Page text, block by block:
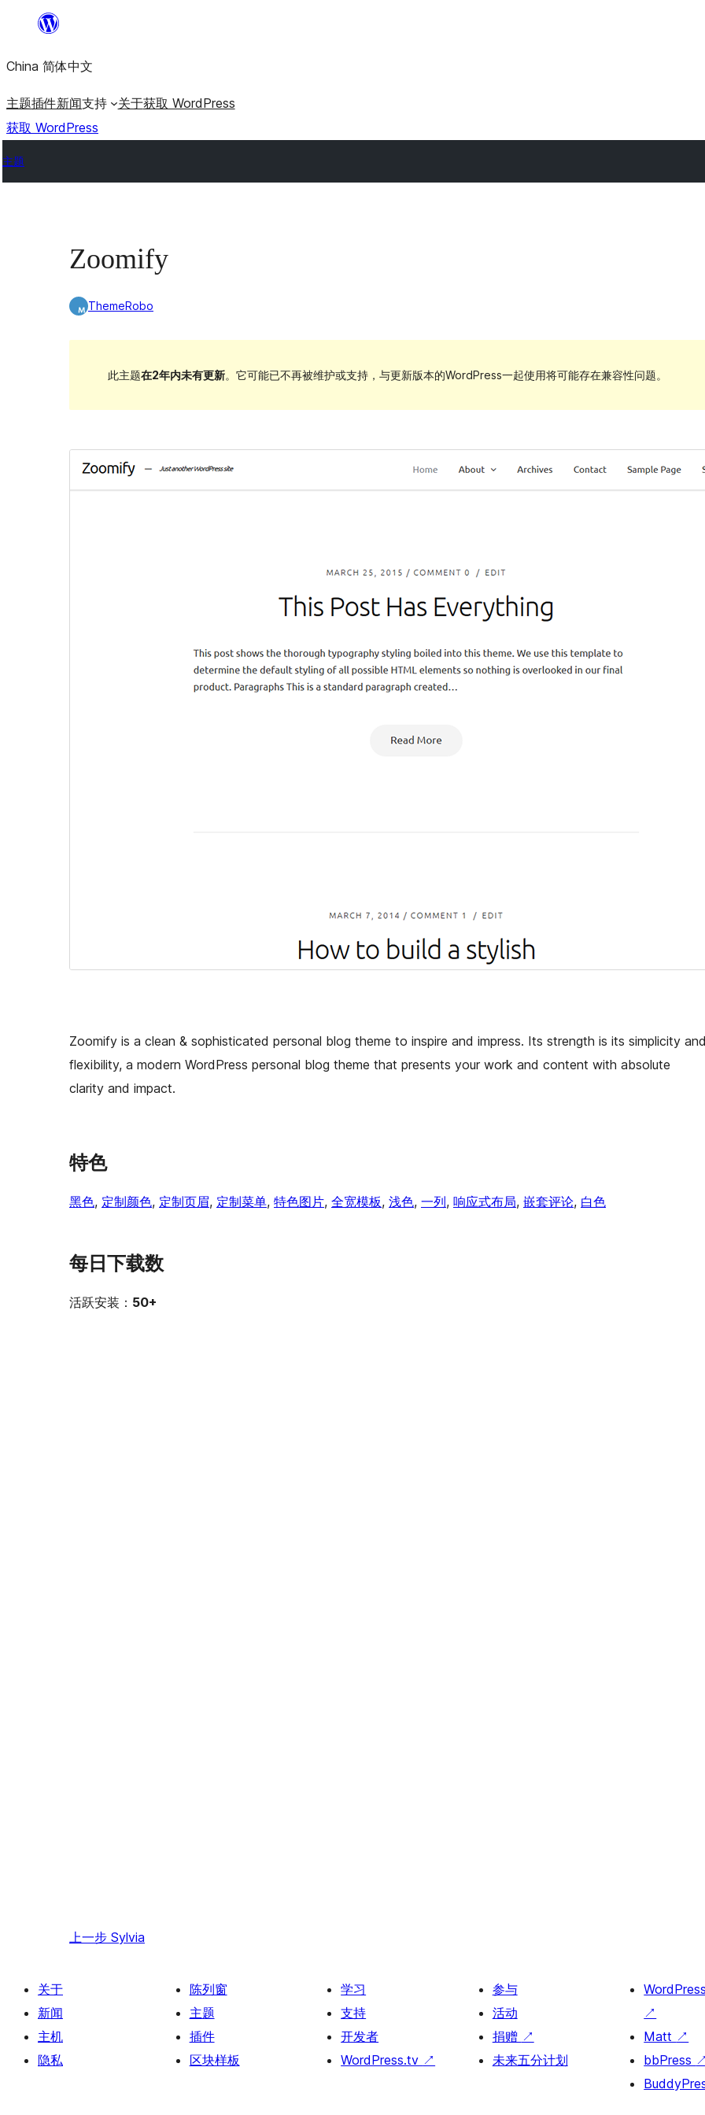
内
容
China 简体中文
主题插件新闻支持 关于获取 WordPress
获取 WordPress
主题
Zoomify
ThemeRobo
此主题在2年内未有更新。它可能已不再被维护或支持，与更新版本的WordPress一起使用将可能存在兼容性问题。
Zoomify is a clean & sophisticated personal blog theme to inspire and impress. Its strength is its simplicity
flexibility, a modern WordPress personal blog theme that presents your work and content with absolute
clarity and impact.
特色
黑色, 定制颜色, 定制页眉, 定制菜单, 特色图片, 全宽模板, 浅色, 一列, 响应式布局, 嵌套评论, 白色
每日下载数
活跃安装： 50+
上一步 Sylvia
关于
新闻
主机
隐私
陈列窗
主题
插件
区块样板
学习
支持
开发者
WordPress.tv ↗
参与
活动
捐赠 ↗
未来五分计划
↗
Matt ↗
bbPress